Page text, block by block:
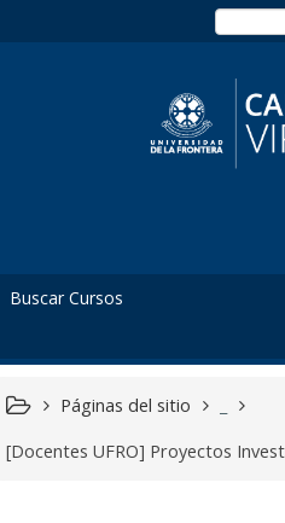
Páginas del sitio
[Docentes UFRO] Proyectos